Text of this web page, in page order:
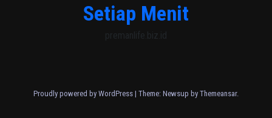
Setiap Menit
premanlife.biz.id
Proudly powered by WordPress | Theme: Newsup by Themeansar.